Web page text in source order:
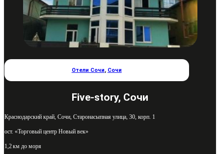
Отели Сочи, Сочи
Five-story, Сочи
Краснодарский край, Сочи, Старонасыпная улица, 30, корп. 1
ост. «Торговый центр Новый век»
1,2 км до моря